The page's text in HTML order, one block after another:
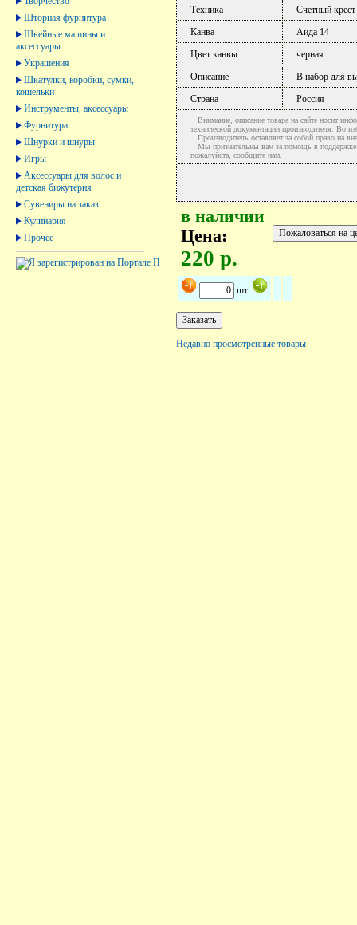
Шторная фурнитура
Швейные машины и
аксессуары
Украшения
Шкатулки, коробки, сумки,
кошельки
Инструменты, аксессуары
Фурнитура
Шнурки и шнуры
Игры
Аксессуары для волос и
детская бижутерия
Сувениры на заказ
Кулинария
Прочее
Техника
Счетный крест
Канва
Аида 14
Цвет канвы
черная
Описание
В набор для
Страна
Россия
Внимание, описание товара на сайте носит
технической документации производителя. Во
Производитель оставляет за собой право на
Мы признательны вам за помощь в поддержке
пожалуйста, сообщите нам.
в наличии
Цена:
220 р.
шт.
Недавно просмотренные товары